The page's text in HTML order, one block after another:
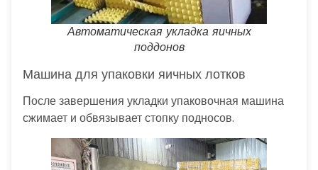
Автоматическая укладка яичных
поддонов
Машина для упаковки яичных лотков
После завершения укладки упаковочная машина
сжимает и обвязывает стопку подносов.